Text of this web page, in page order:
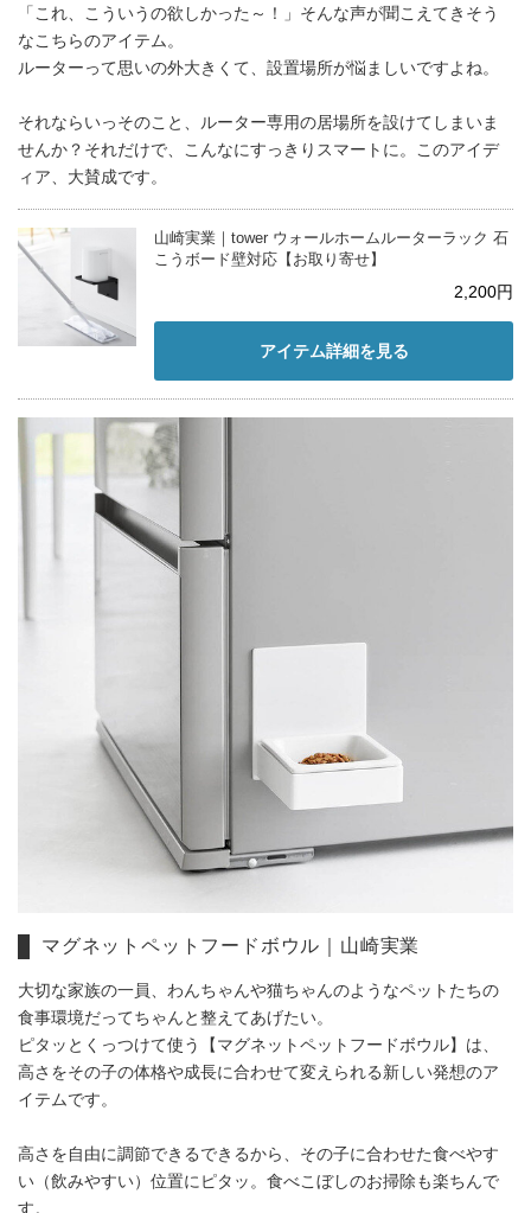
「これ、こういうの欲しかった～！」そんな声が聞こえてきそう
なこちらのアイテム。
ルーターって思いの外大きくて、設置場所が悩ましいですよね。
それならいっそのこと、ルーター専用の居場所を設けてしまいま
せんか？それだけで、こんなにすっきりスマートに。このアイデ
ィア、大賛成です。
山崎実業｜tower ウォールホームルーターラック 石
こうボード壁対応【お取り寄せ】
2,200円
アイテム詳細を見る
マグネットペットフードボウル｜山崎実業
大切な家族の一員、わんちゃんや猫ちゃんのようなペットたちの
食事環境だってちゃんと整えてあげたい。
ピタッとくっつけて使う【マグネットペットフードボウル】は、
高さをその子の体格や成長に合わせて変えられる新しい発想のア
イテムです。
高さを自由に調節できるできるから、その子に合わせた食べやす
い（飲みやすい）位置にピタッ。食べこぼしのお掃除も楽ちんで
す。